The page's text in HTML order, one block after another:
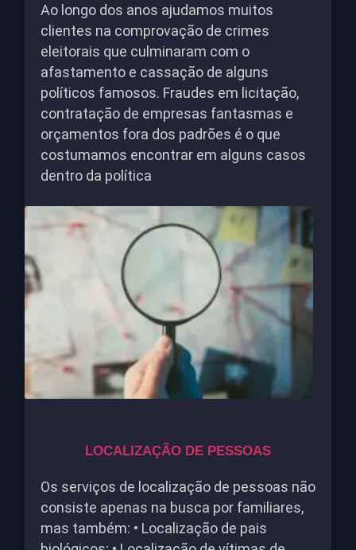
Ao longo dos anos ajudamos muitos
clientes na comprovação de crimes
eleitorais que culminaram com o
afastamento e cassação de alguns
políticos famosos. Fraudes em licitação,
contratação de empresas fantasmas e
orçamentos fora dos padrões é o que
costumamos encontrar em alguns casos
dentro da política
LOCALIZAÇÃO DE PESSOAS
Os serviços de localização de pessoas não
consiste apenas na busca por familiares,
mas também: • Localização de pais